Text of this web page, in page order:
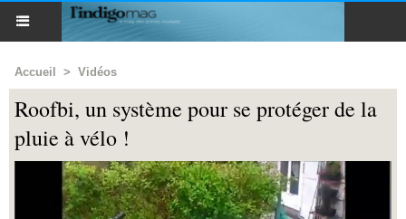
Accueil > Vidéos
Roofbi, un système pour se protéger de la
pluie à vélo !